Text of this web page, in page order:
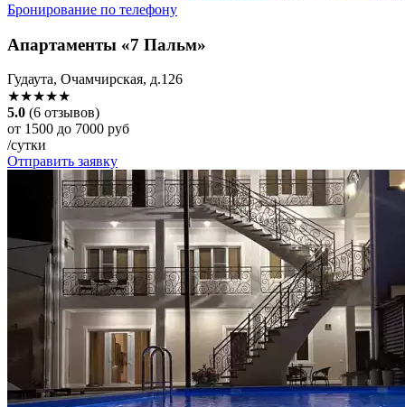
Бронирование по телефону
Апартаменты «7 Пальм»
Гудаута, Очамчирская, д.126
★★★★★
5.0 (6 отзывов)
от 1500 до 7000 руб
/сутки
Отправить заявку